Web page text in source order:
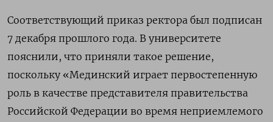
Соответствующий приказ ректора был подписан
7 декабря прошлого года. В университете
пояснили, что приняли такое решение,
поскольку «Мединский играет первостепенную
роль в качестве представителя правительства
Российской Федерации во время неприемлемого